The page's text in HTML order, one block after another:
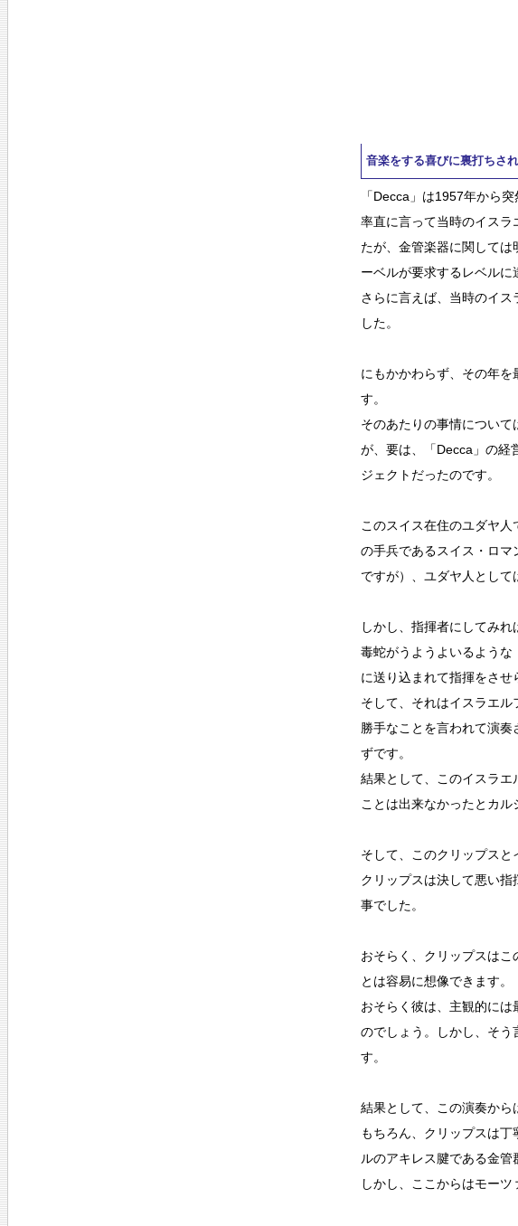
音楽をする喜びに裏打ちさ
「Decca」は1957年から
率直に言って当時のイスラ
たが、金管楽器に関して
ーベルが要求するレベルに
さらに言えば、当時のイ
した。
にもかかわらず、その年
す。
そのあたりの事情について
が、要は、「Decca」の経
ジェクトだったのです。
このスイス在住のユダヤ
の手兵であるスイス・ロマ
ですが）、ユダヤ人として
しかし、指揮者にしてみ
毒蛇がうようよいるよう
に送り込まれて指揮をさせ
そして、それはイスラエ
勝手なことを言われて演
ずです。
結果として、このイスラ
ことは出来なかったとカル
そして、このクリップスと
クリップスは決して悪い指
事でした。
おそらく、クリップスは
とは容易に想像できます。
おそらく彼は、主観的に
のでしょう。しかし、そ
す。
結果として、この演奏から
もちろん、クリップスは
ルのアキレス腱である金管
しかし、ここからはモー